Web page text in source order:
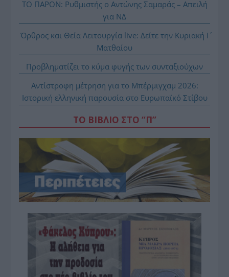
ΤΟ ΠΑΡΟΝ: Ρυθμιστής ο Αντώνης Σαμαράς – Απειλή
για ΝΔ
Όρθρος και Θεία Λειτουργία live: Δείτε την Κυριακή Ι΄
Ματθαίου
Προβληματίζει το κύμα φυγής των συνταξιούχων
Αντίστροφη μέτρηση για το Μπέρμιγχαμ 2026:
Ιστορική ελληνική παρουσία στο Ευρωπαϊκό Στίβου
ΤΟ ΒΙΒΛΙΟ ΣΤΟ “Π”